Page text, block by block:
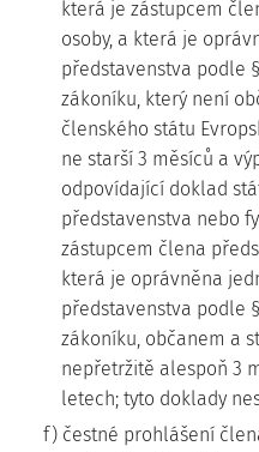
která je zástupcem
osoby, a která je
představenstva podle
zákoníku, který není
členského státu
ne starší 3 měsíců a
odpovídající doklad
představenstva nebo
zástupcem člena
která je oprávněna
představenstva podle
zákoníku, občanem a
nepřetržitě alespoň 3
letech; tyto doklady
f) čestné prohlášení